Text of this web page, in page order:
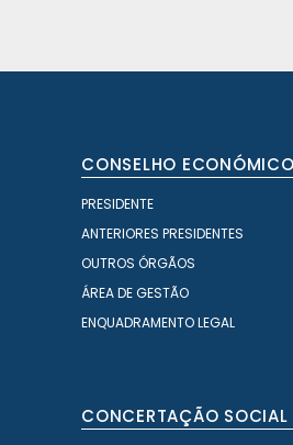
CONSELHO
PRESIDENTE
ANTERIORES PRESIDENTES
OUTROS ÓRGÃOS
ÁREA DE GESTÃO
ENQUADRAMENTO LEGAL
CONCERTAÇÃO SOCIAL